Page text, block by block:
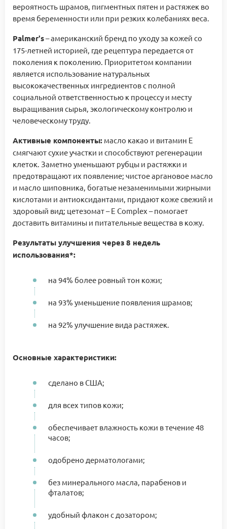
вероятность шрамов, пигментных пятен и растяжек во
время беременности или при резких колебаниях веса.
Palmer's– американский бренд по уходу за кожей со
175-летней историей, где рецептура передается от
поколения к поколению. Приоритетом компании
является использование натуральных
высококачественных ингредиентов с полной
социальной ответственностью к процессу и месту
выращивания сырья, экологическому контролю и
человеческому труду.
Активные компоненты: масло какао и витамин Е
смягчают сухие участки и способствуют регенерации
клеток. Заметно уменьшают рубцы и растяжки и
предотвращают их появление; чистое аргановое масло
и масло шиповника, богатые незаменимыми жирными
кислотами и антиоксидантами, придают коже свежий и
здоровый вид; цетезомат – E Complex – помогает
доставить витамины и питательные вещества в кожу.
Результаты улучшения через 8 недель
использования*:
на 94% более ровный тон кожи;
на 93% уменьшение появления шрамов;
на 92% улучшение вида растяжек.
Основные характеристики:
сделано в США;
для всех типов кожи;
обеспечивает влажность кожи в течение 48
часов;
одобрено дерматологами;
без минерального масла, парабенов и
фталатов;
удобный флакон с дозатором;